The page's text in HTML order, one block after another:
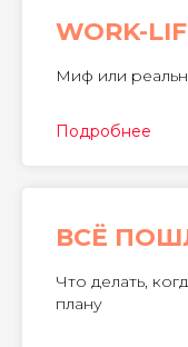
WORK-
Миф или
Подробнее
ВСЁ
Что делать,
плану